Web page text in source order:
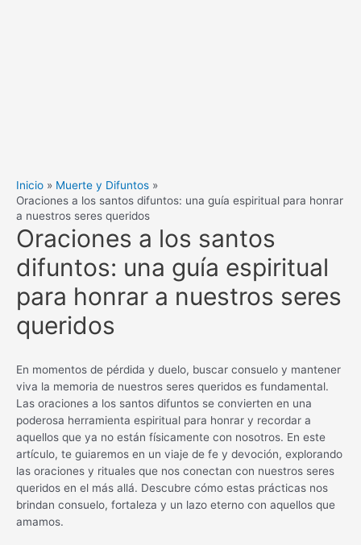
Inicio
Muerte y Difuntos
Oraciones a los santos difuntos: una guía espiritual para honrar
a nuestros seres queridos
Oraciones a los santos
difuntos: una guía espiritual
para honrar a nuestros seres
queridos
En momentos de pérdida y duelo, buscar consuelo y mantener
viva la memoria de nuestros seres queridos es fundamental.
Las oraciones a los santos difuntos se convierten en una
poderosa herramienta espiritual para honrar y recordar a
aquellos que ya no están físicamente con nosotros. En este
artículo, te guiaremos en un viaje de fe y devoción, explorando
las oraciones y rituales que nos conectan con nuestros seres
queridos en el más allá. Descubre cómo estas prácticas nos
brindan consuelo, fortaleza y un lazo eterno con aquellos que
amamos.